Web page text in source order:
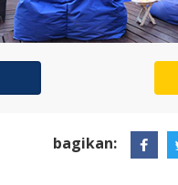
bagikan: